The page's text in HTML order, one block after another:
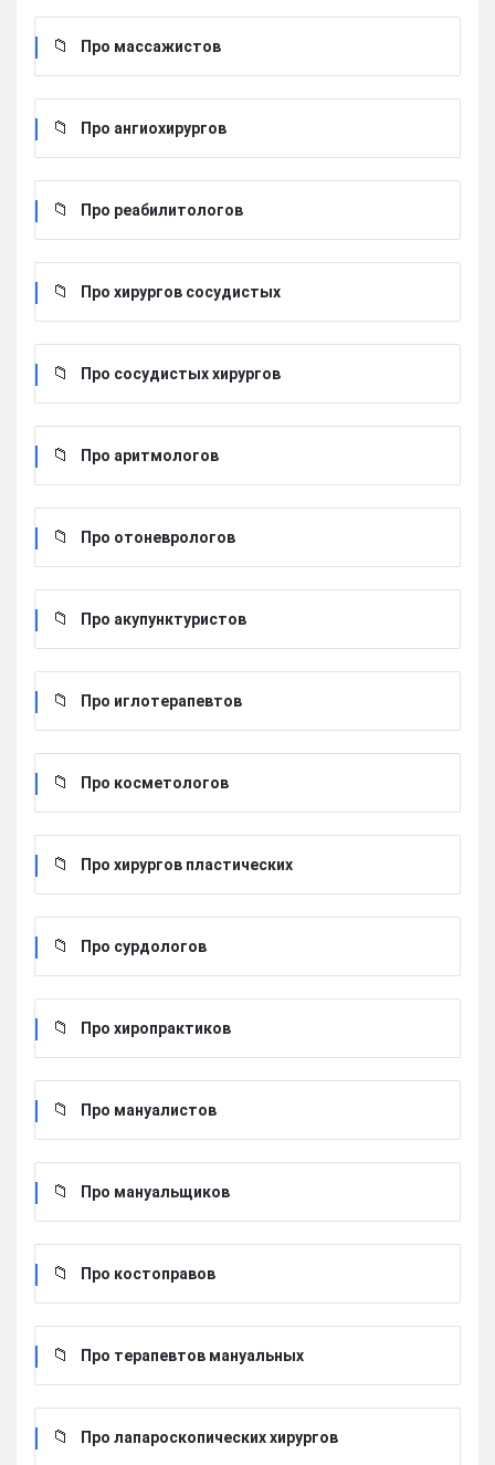
Про массажистов
Про ангиохирургов
Про реабилитологов
Про хирургов сосудистых
Про сосудистых хирургов
Про аритмологов
Про отоневрологов
Про акупунктуристов
Про иглотерапевтов
Про косметологов
Про хирургов пластических
Про сурдологов
Про хиропрактиков
Про мануалистов
Про мануальщиков
Про костоправов
Про терапевтов мануальных
Про лапароскопических хирургов